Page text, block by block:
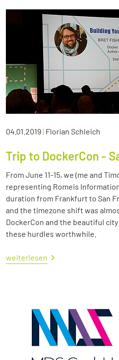
04.01.2019| Florian Schleich
Trip to DockerCon -
From June 11-15, we (me and
representing Romeis
duration from Frankfurt to San
and the timezone shift was
DockerCon and the beautiful
these hurdles worthwhile.
weiterlesen